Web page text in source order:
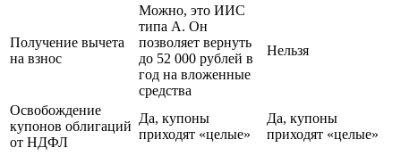
Получение вычета
на взнос
Можно, это ИИС
типа А. Он
позволяет вернуть
до 52 000 рублей в
год на вложенные
средства
Нельзя
Освобождение
купонов облигаций
от НДФЛ
Да, купоны
приходят «целые»
Да, купоны
приходят «целые»